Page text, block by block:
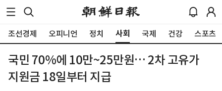
조선경제 오피니언 정치 사회 국제 건강 스포츠
국민 70%에 10만~25만원… 2차 고유가
지원금 18일부터 지급